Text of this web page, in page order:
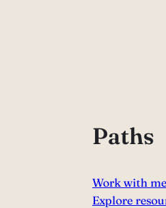
Paths
Work with me
Explore